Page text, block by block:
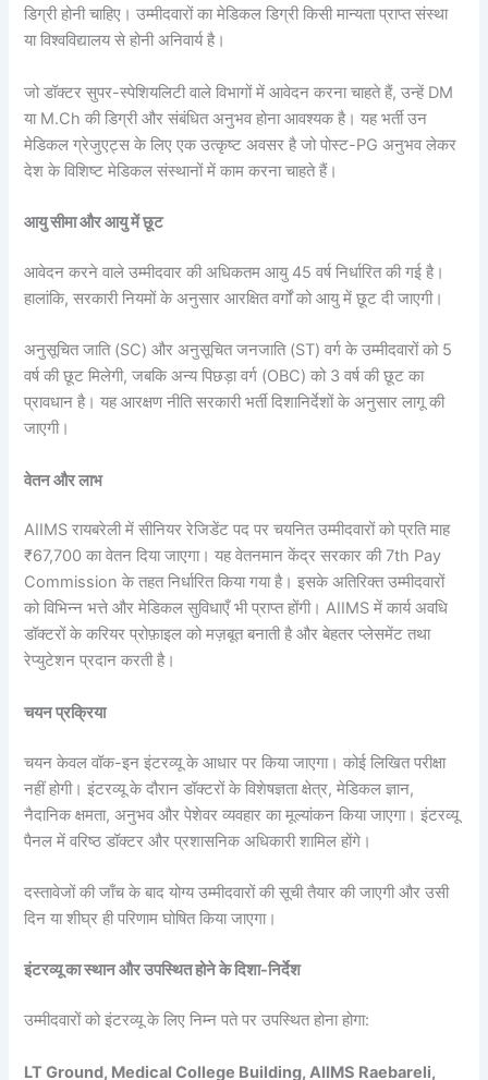
डिग्री होनी चाहिए। उम्मीदवारों का मेडिकल डिग्री किसी मान्यता प्राप्त संस्था
या विश्वविद्यालय से होनी अनिवार्य है।
जो डॉक्टर सुपर-स्पेशियलिटी वाले विभागों में आवेदन करना चाहते हैं, उन्हें DM
या M.Ch की डिग्री और संबंधित अनुभव होना आवश्यक है। यह भर्ती उन
मेडिकल ग्रेजुएट्स के लिए एक उत्कृष्ट अवसर है जो पोस्ट-PG अनुभव लेकर
देश के विशिष्ट मेडिकल संस्थानों में काम करना चाहते हैं।
आयु सीमा और आयु में छूट
आवेदन करने वाले उम्मीदवार की अधिकतम आयु 45 वर्ष निर्धारित की गई है।
हालांकि, सरकारी नियमों के अनुसार आरक्षित वर्गों को आयु में छूट दी जाएगी।
अनुसूचित जाति (SC) और अनुसूचित जनजाति (ST) वर्ग के उम्मीदवारों को 5
वर्ष की छूट मिलेगी, जबकि अन्य पिछड़ा वर्ग (OBC) को 3 वर्ष की छूट का
प्रावधान है। यह आरक्षण नीति सरकारी भर्ती दिशानिर्देशों के अनुसार लागू की
जाएगी।
वेतन और लाभ
AIIMS रायबरेली में सीनियर रेजिडेंट पद पर चयनित उम्मीदवारों को प्रति माह
₹67,700 का वेतन दिया जाएगा। यह वेतनमान केंद्र सरकार की 7th Pay
Commission के तहत निर्धारित किया गया है। इसके अतिरिक्त उम्मीदवारों
को विभिन्न भत्ते और मेडिकल सुविधाएँ भी प्राप्त होंगी। AIIMS में कार्य अवधि
डॉक्टरों के करियर प्रोफ़ाइल को मज़बूत बनाती है और बेहतर प्लेसमेंट तथा
रेप्युटेशन प्रदान करती है।
चयन प्रक्रिया
चयन केवल वॉक-इन इंटरव्यू के आधार पर किया जाएगा। कोई लिखित परीक्षा
नहीं होगी। इंटरव्यू के दौरान डॉक्टरों के विशेषज्ञता क्षेत्र, मेडिकल ज्ञान,
नैदानिक क्षमता, अनुभव और पेशेवर व्यवहार का मूल्यांकन किया जाएगा। इंटरव्यू
पैनल में वरिष्ठ डॉक्टर और प्रशासनिक अधिकारी शामिल होंगे।
दस्तावेजों की जाँच के बाद योग्य उम्मीदवारों की सूची तैयार की जाएगी और उसी
दिन या शीघ्र ही परिणाम घोषित किया जाएगा।
इंटरव्यू का स्थान और उपस्थित होने के दिशा-निर्देश
उम्मीदवारों को इंटरव्यू के लिए निम्न पते पर उपस्थित होना होगा:
LT Ground, Medical College Building, AIIMS Raebareli,